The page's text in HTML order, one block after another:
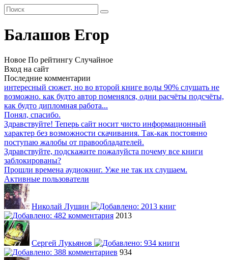
Балашов Егор
Новое По рейтингу Случайное
Вход на сайт
Последние комментарии
интересный сюжет, но во второй книге воды 90% слушать не
возможно. как будто автор поменялся, одни расчёты подсчёты,
как будто дипломная работа...
Понял, спасибо.
Здравствуйте! Теперь сайт носит чисто информационный
характер без возможности скачивания. Так-как постоянно
поступаю жалобы от правообладателей.
Здравствуйте, подскажите пожалуйста почему все книги
заблокированы?
Прошли времена аудиокниг. Уже не так их слушаем.
Активные пользователи
Николай Лушин
2013
Сергей Лукьянов
934